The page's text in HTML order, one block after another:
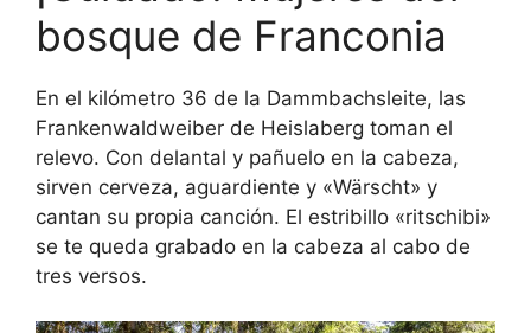
bosque de Franconia
En el kilómetro 36 de la Dammbachsleite, las
Frankenwaldweiber de Heislaberg toman el
relevo. Con delantal y pañuelo en la cabeza,
sirven cerveza, aguardiente y «Wärscht» y
cantan su propia canción. El estribillo «ritschibi»
se te queda grabado en la cabeza al cabo de
tres versos.